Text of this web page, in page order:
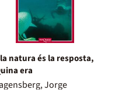
natura és la resposta,
era
Jorge